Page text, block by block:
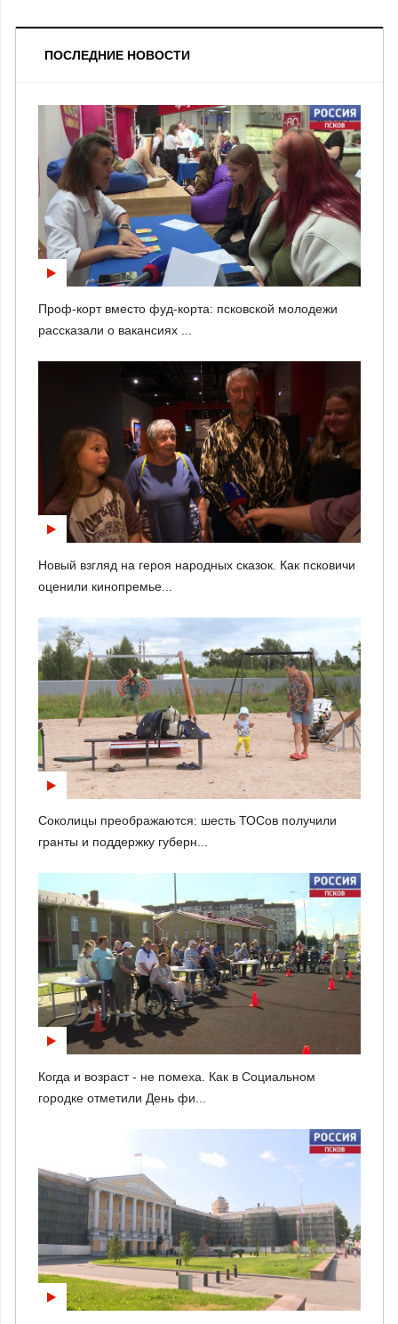
ПОСЛЕДНИЕ НОВОСТИ
Проф-корт вместо фуд-корта: псковской молодежи
рассказали о вакансиях ...
Новый взгляд на героя народных сказок. Как псковичи
оценили кинопремье...
Соколицы преображаются: шесть ТОСов получили
гранты и поддержку губерн...
Когда и возраст - не помеха. Как в Социальном
городке отметили День фи...